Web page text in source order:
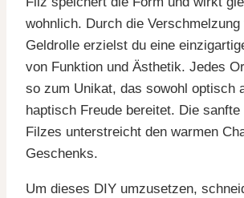
wohnlich. Durch die Verschmelzung
Geldrolle erzielst du eine
von Funktion und Ästhetik. Jedes
so zum Unikat, das sowohl optisch
haptisch Freude bereitet. Die
Filzes unterstreicht den warmen
Geschenks.
Um dieses DIY umzusetzen,